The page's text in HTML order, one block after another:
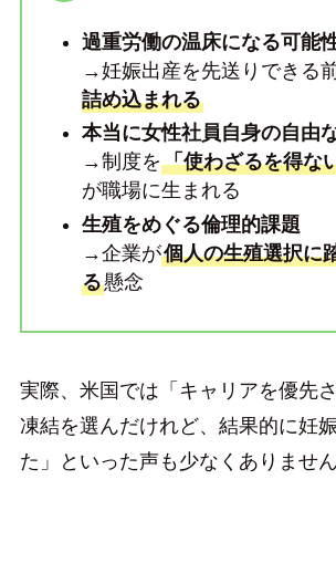
過重労働の温床になる可能
→妊娠出産を先送りできる
詰め込まれる
本当に女性社員自身の自由
→制度を「使わざるを得な
が職場に生まれる
生殖をめぐる倫理的課題
→企業が個人の生殖選択に
る懸念
実際、米国では「キャリアを優先
凍結を選んだけれど、結果的に妊
た」といった声も少なくありません